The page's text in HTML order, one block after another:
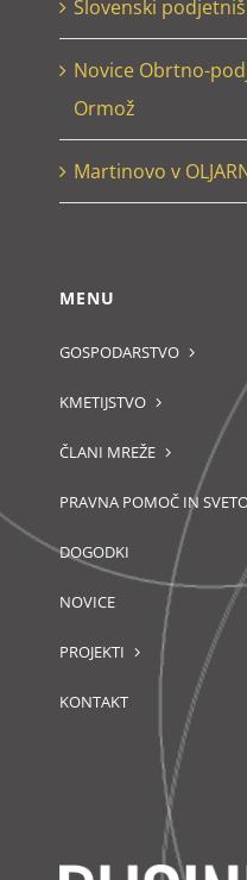
Slovenski
Novice Obrtno-
Ormož
Martinovo v
MENU
GOSPODARSTVO
KMETIJSTVO
ČLANI MREŽE
PRAVNA POMOČ IN
DOGODKI
NOVICE
PROJEKTI
KONTAKT